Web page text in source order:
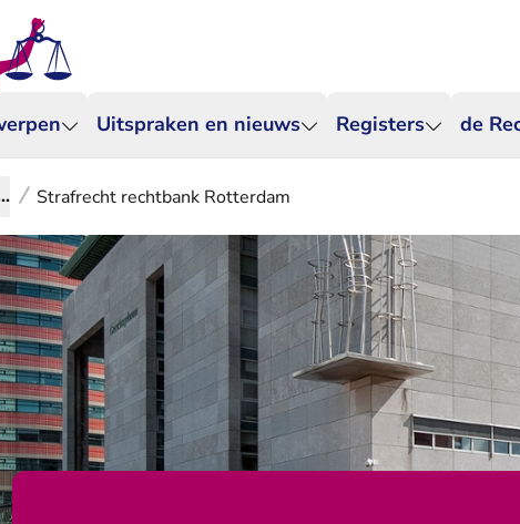
Uitspraken en nieuws Registers de
Strafrecht rechtbank Rotterdam